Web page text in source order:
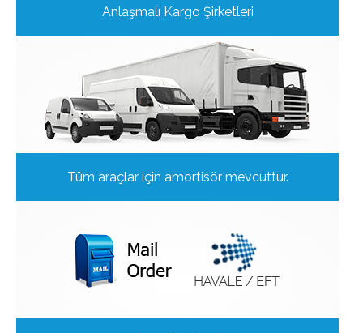
Anlaşmalı Kargo Şirketleri
Tüm araçlar için amortisör mevcuttur.